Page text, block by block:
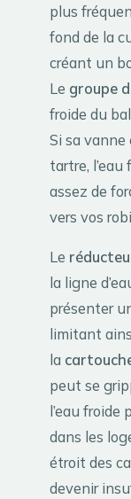
plus
fond de la
créant un
Le groupe
froide du
Si sa
tartre,
assez de
vers vos
Le
la ligne
présenter
limitant
la
peut se
l’eau froide
dans les
étroit des
devenir